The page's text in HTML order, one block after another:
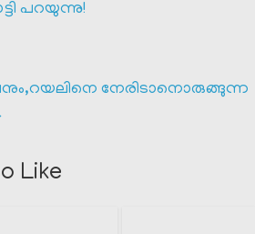
പറയുന്നു!
നേരിടാനൊരുങ്ങുന്ന
Like